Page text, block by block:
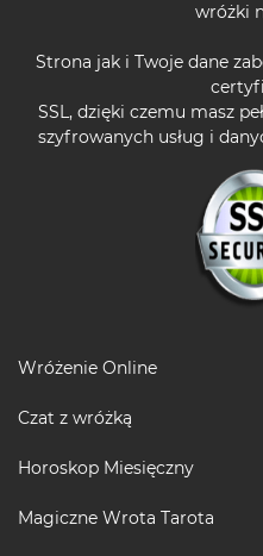
wróżki
Strona jak i Twoje dane
SSL, dzięki czemu masz
szyfrowanych usług i
Wróżenie Online
Czat z wróżką
Horoskop Miesięczny
Magiczne Wrota Tarota